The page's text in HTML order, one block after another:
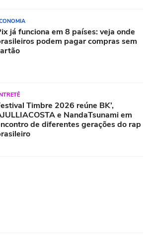
já funciona em 8 países: veja onde
podem pagar compras sem
Timbre 2026 reúne BK’,
e NandaTsunami em
de diferentes gerações do rap